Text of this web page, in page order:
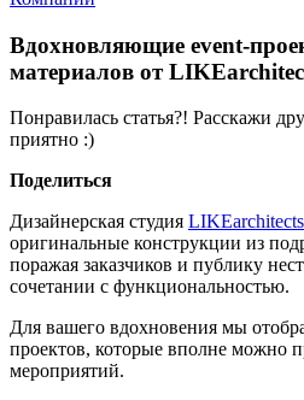
Вдохновляющие event-
материалов от
Понравилась статья?! Расскажи
приятно :)
Поделиться
Дизайнерская студия LIKEarchitects
оригинальные конструкции из
поражая заказчиков и публику
сочетании с функциональностью.
Для вашего вдохновения мы
проектов, которые вполне можно
мероприятий.